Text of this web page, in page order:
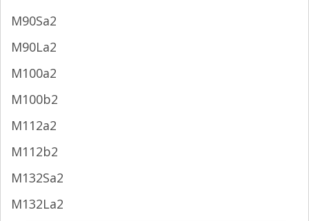
M90Sa2
M90La2
M100a2
M100b2
M112a2
M112b2
M132Sa2
M132La2